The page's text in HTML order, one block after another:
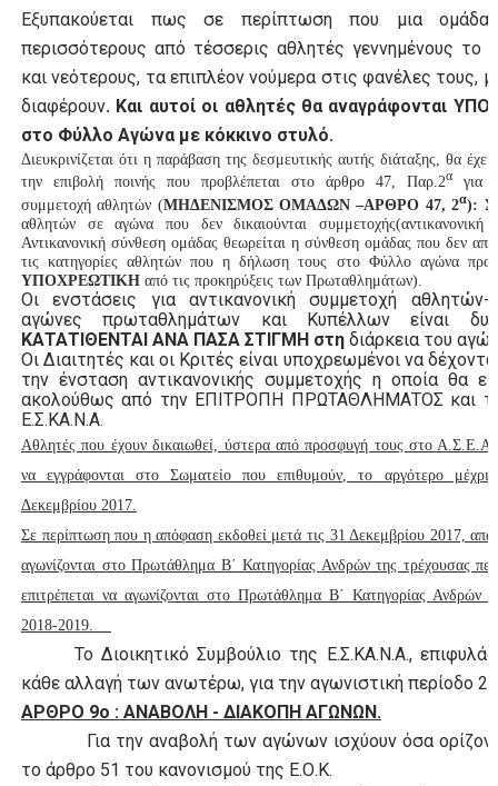
Εξυπακούεται πως σε περίπτωση που μια ομάδα
περισσότερους από τέσσερις αθλητές γεννημένους το
και νεότερους, τα επιπλέον νούμερα στις φανέλες τους,
διαφέρουν. Και αυτοί οι αθλητές θα αναγράφονται
στο Φύλλο Αγώνα με κόκκινο στυλό.
Διευκρινίζεται ότι η παράβαση της δεσμευτικής αυτής διάταξης, θα
την επιβολή ποινής που προβλέπεται στο άρθρο 47, Παρ.2αγια
συμμετοχή αθλητών (ΜΗΔΕΝΙΣΜΟΣ ΟΜΑΔΩΝ –ΑΡΘΡΟ 47, 2α):
αθλητών σε αγώνα που δεν δικαιούνται συμμετοχής(αντικανονική
Αντικανονική σύνθεση ομάδας θεωρείται η σύνθεση ομάδας που δεν
τις κατηγορίες αθλητών που η δήλωση τους στο Φύλλο αγώνα
ΥΠΟΧΡΕΩΤΙΚΗ από τις προκηρύξεις των Πρωταθλημάτων).
Οι ενστάσεις για αντικανονική συμμετοχή αθλητών-
αγώνες πρωταθλημάτων και Κυπέλλων είναι
ΚΑΤΑΤΙΘΕΝΤΑΙ ΑΝΑ ΠΑΣΑ ΣΤΙΓΜΗ στηδιάρκεια του
Οι Διαιτητές και οι Κριτές είναι υποχρεωμένοι να
την ένσταση αντικανονικής συμμετοχής η οποία θα
ακολούθως από την ΕΠΙΤΡΟΠΗ ΠΡΩΤΑΘΛΗΜΑΤΟΣ και
Ε.Σ.ΚΑ.Ν.Α.
Αθλητές που έχουν δικαιωθεί, ύστερα από προσφυγή τους στο
να εγγράφονται στο Σωματείο που επιθυμούν, το αργότερο
Δεκεμβρίου 2017.
Σε περίπτωση που η απόφαση εκδοθεί μετά τις 31 Δεκεμβρίου 2017,
αγωνίζονται στο Πρωτάθλημα Β΄ Κατηγορίας Ανδρών της τρέχουσας
επιτρέπεται να αγωνίζονται στο Πρωτάθλημα Β΄ Κατηγορίας Ανδρών
2018-2019.
Το Διοικητικό Συμβούλιο της Ε.Σ.ΚΑ.Ν.Α.,
κάθε αλλαγή των ανωτέρω, για την αγωνιστική περίοδο
ΑΡΘΡΟ 9ο : ΑΝΑΒΟΛΗ - ΔΙΑΚΟΠΗ ΑΓΩΝΩΝ.
Για την αναβολή των αγώνων ισχύουν όσα
το άρθρο 51 του κανονισμού της Ε.Ο.Κ.